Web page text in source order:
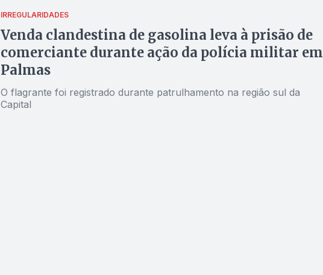
IRREGULARIDADES
Venda clandestina de gasolina leva à prisão de
comerciante durante ação da polícia militar em
Palmas
O flagrante foi registrado durante patrulhamento na região sul da
Capital